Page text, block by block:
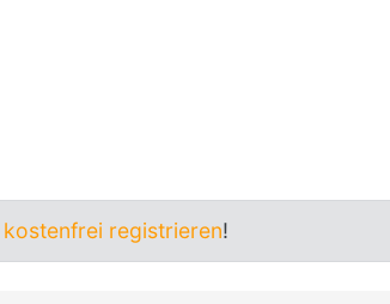
registrieren!